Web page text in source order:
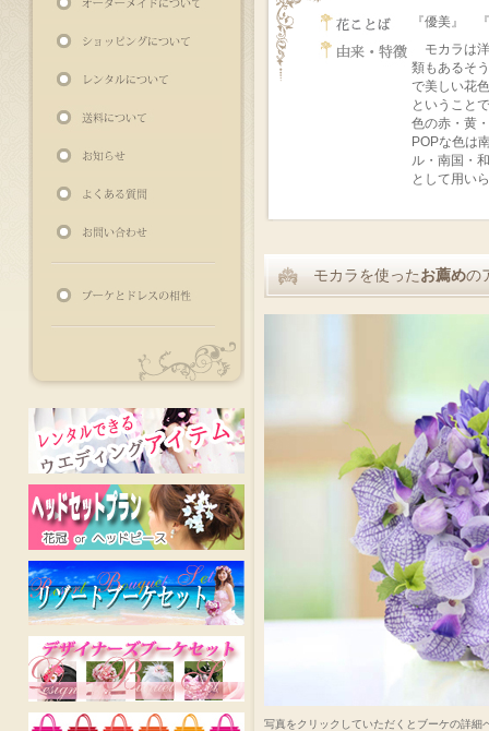
『優美』
モカラは
類もあるそ
で美しい花
ということ
色の赤・黄
POPな色は
ル・南国・
として用い
モカラを使ったお薦めの
写真をクリックしていただくとブーケの詳細